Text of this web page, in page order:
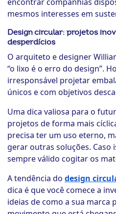
mesmos interesses em
Design circular: projetos
desperdícios
O arquiteto e designer
“o lixo é o erro do design”.
irresponsável projetar
únicos e com objetivos
Uma dica valiosa para o
projetos de forma mais
precisa ter um uso eterno,
gerar outras soluções. Caso
sempre válido cogitar os
A tendência do design
dica é que você comece a
ideias de como a sua marca